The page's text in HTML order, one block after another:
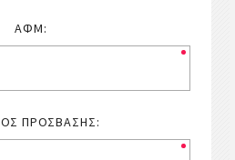
ΑΦΜ:
ΠΡΌΣΒΑΣΗΣ: